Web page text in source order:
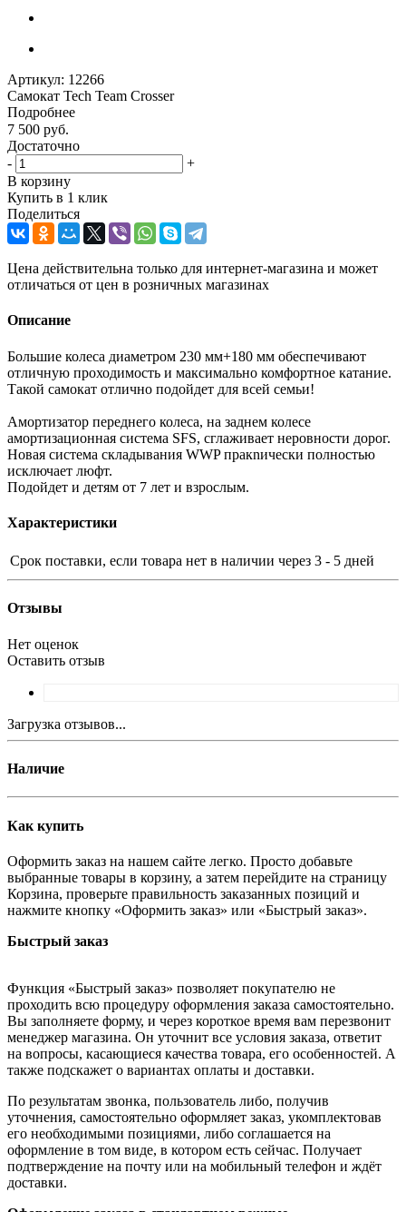
Артикул: 12266
Самокат Tech Team Crosser
Подробнее
7 500 руб.
Достаточно
-
+
В корзину
Купить в 1 клик
Поделиться
Цена действительна только для интернет-магазина и может
отличаться от цен в розничных магазинах
Описание
Большие колеса диаметром 230 мм+180 мм обеспечивают
отличную проходимость и максимально комфортное катание.
Такой самокат отлично подойдет для всей семьи!
Амортизатор переднего колеса, на заднем колесе
амортизационная система SFS, сглаживает неровности дорог.
Новая система складывания WWP пракnически полностью
исключает люфт.
Подойдет и детям от 7 лет и взрослым.
Характеристики
Срок поставки, если товара нет в наличии через 3 - 5 дней
Отзывы
Нет оценок
Оставить отзыв
Загрузка отзывов...
Наличие
Как купить
Оформить заказ на нашем сайте легко. Просто добавьте
выбранные товары в корзину, а затем перейдите на страницу
Корзина, проверьте правильность заказанных позиций и
нажмите кнопку «Оформить заказ» или «Быстрый заказ».
Быстрый заказ
Функция «Быстрый заказ» позволяет покупателю не
проходить всю процедуру оформления заказа самостоятельно.
Вы заполняете форму, и через короткое время вам перезвонит
менеджер магазина. Он уточнит все условия заказа, ответит
на вопросы, касающиеся качества товара, его особенностей. А
также подскажет о вариантах оплаты и доставки.
По результатам звонка, пользователь либо, получив
уточнения, самостоятельно оформляет заказ, укомплектовав
его необходимыми позициями, либо соглашается на
оформление в том виде, в котором есть сейчас. Получает
подтверждение на почту или на мобильный телефон и ждёт
доставки.